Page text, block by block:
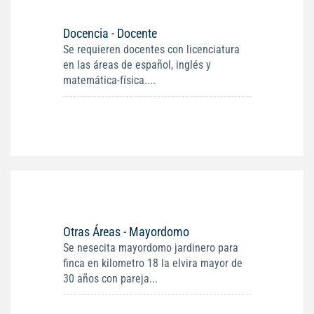
Docencia - Docente
Se requieren docentes con licenciatura
en las áreas de español, inglés y
matemática-física....
Otras Áreas - Mayordomo
Se nesecita mayordomo jardinero para
finca en kilometro 18 la elvira mayor de
30 años con pareja...